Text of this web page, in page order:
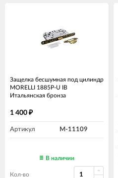
Защелка бесшумная под цилиндр
MORELLI 1885P-U IB
Итальянская бронза
1 400 ₽
Артикул M-11109
В наличии
Кол-во